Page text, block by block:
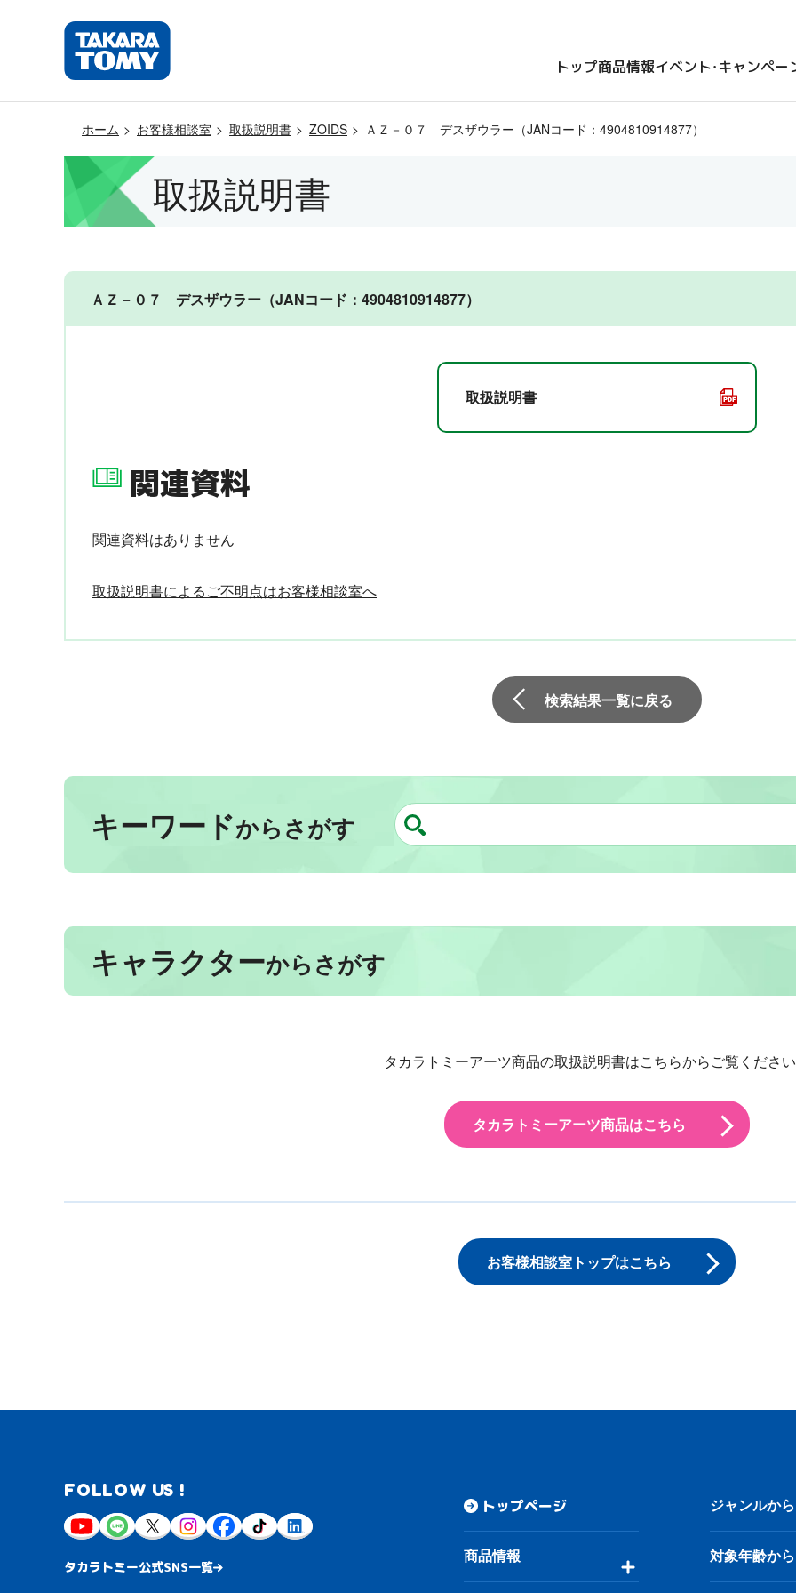
トップ商品情報イベント・キャンペー
ホーム お客様相談室 取扱説明書 ZOIDS ＡＺ－０７ デスザウラー（JANコード：4904810914877）
取扱説明書
ＡＺ－０７ デスザウラー（JANコード：4904810914877）
取扱説明書
関連資料
関連資料はありません
取扱説明書によるご不明点はお客様相談室へ
検索結果一覧に戻る
キーワードからさがす
キャラクターからさがす
タカラトミーアーツ商品の取扱説明書はこちらからご覧くださ
タカラトミーアーツ商品はこちら
お客様相談室トップはこちら
FOLLOW US !
タカラトミー公式SNS一覧
トップページ
商品情報
ジャンルか
対象年齢か